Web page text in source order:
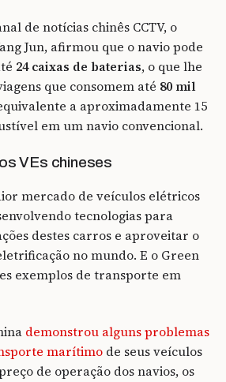
de notícias chinês CCTV, o
Jun, afirmou que o navio pode
24 caixas de baterias, o que lhe
que consomem até 80 mil
a aproximadamente 15
em um navio convencional.
VEs chineses
mercado de veículos elétricos
tecnologias para
destes carros e aproveitar o
no mundo. E o Green
exemplos de transporte em
demonstrou alguns problemas
marítimo de seus veículos
de operação dos navios, os